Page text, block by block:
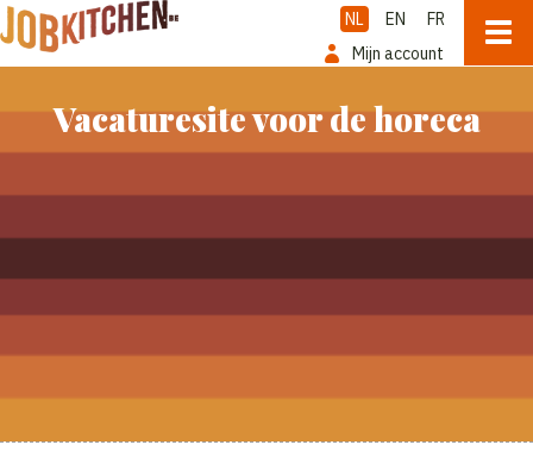
NL EN
FR
Mijn account
Vacaturesite voor de horeca